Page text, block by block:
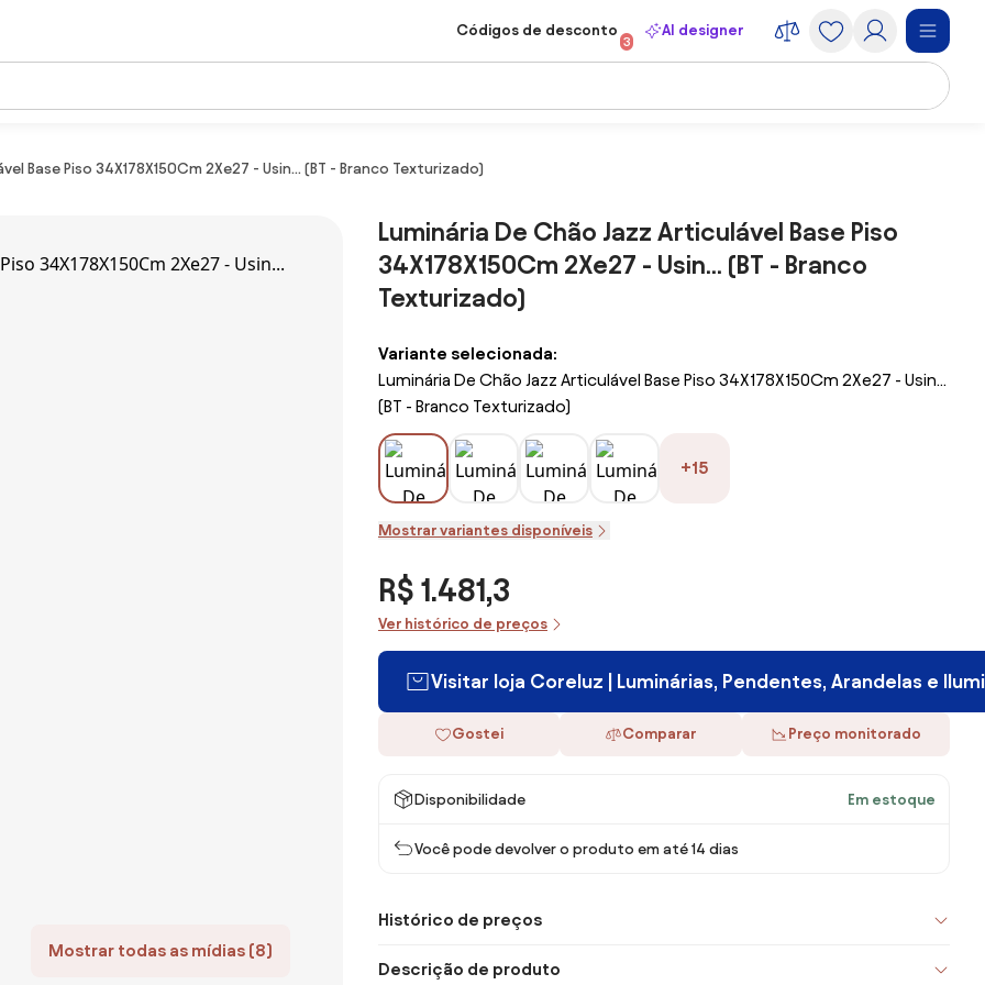
Códigos de desconto
3
AI designer
Base Piso 34X178X150Cm 2Xe27 - Usin... (BT - Branco Texturizado)
Mostrar todas as mídias (8)
Luminária De Chão Jazz Articulável Base Piso
34X178X150Cm 2Xe27 - Usin... (BT - Branco
Texturizado)
Variante selecionada:
Luminária De Chão Jazz Articulável Base Piso 34X178X150Cm 2Xe27 - Usin...
(BT - Branco Texturizado)
+15
Mostrar variantes disponíveis
R$ 1.481,3
Ver histórico de preços
Visitar loja Coreluz | Luminárias, Pendentes, Arandelas e
Gostei Comparar Preço monitorado
Disponibilidade Em estoque
Você pode devolver o produto em até 14 dias
Histórico de preços
Descrição de produto